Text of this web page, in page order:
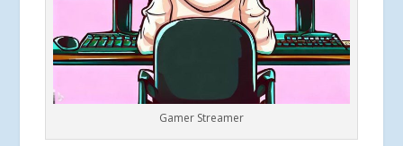
Gamer Streamer